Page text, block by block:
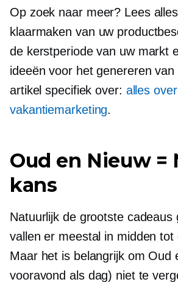
Op zoek naar meer? Lees
klaarmaken van uw
de kerstperiode van uw markt
ideeën voor het genereren
artikel specifiek over: alles over
vakantiemarketing.
Oud en Nieuw =
kans
Natuurlijk de grootste cadeaus
vallen er meestal in midden tot
Maar het is belangrijk om Oud
vooravond als dag) niet te